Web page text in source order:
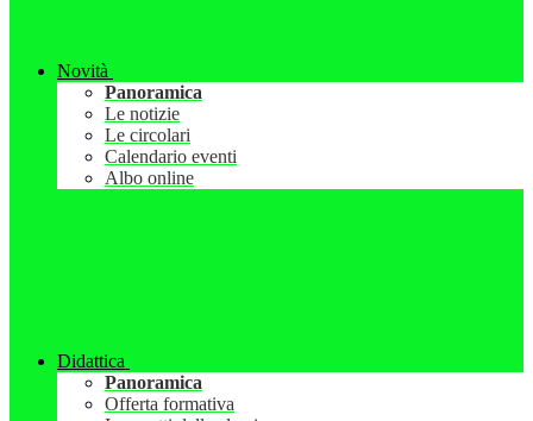
Novità
Panoramica
Le notizie
Le circolari
Calendario eventi
Albo online
Didattica
Panoramica
Offerta formativa